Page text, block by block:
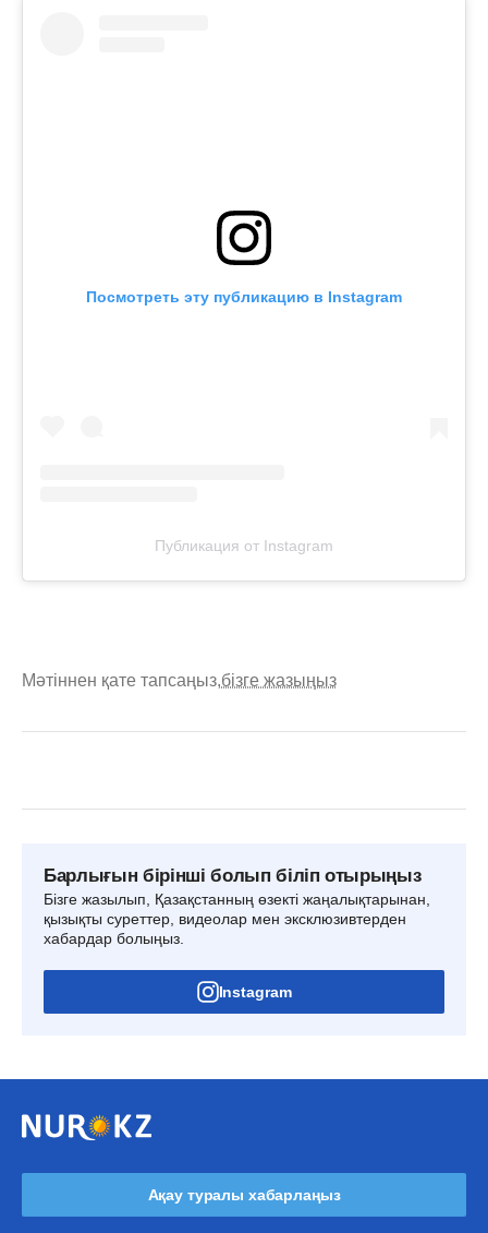
Посмотреть эту публикацию в Instagram
Публикация от Instagram
Мәтіннен қате тапсаңыз,бізге жазыңыз
Барлығын бірінші болып біліп отырыңыз
Бізге жазылып, Қазақстанның өзекті жаңалықтарынан,
қызықты суреттер, видеолар мен эксклюзивтерден
хабардар болыңыз.
Instagram
Ақау туралы хабарлаңыз